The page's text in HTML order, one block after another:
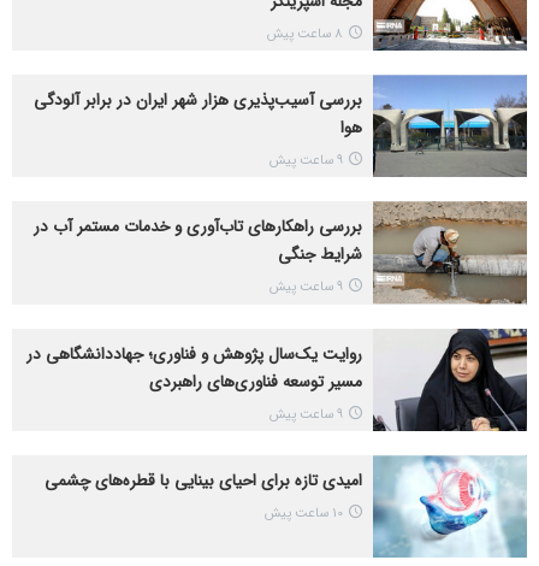
8 ساعت پیش
بررسی آسیب‌پذیری هزار شهر ایران در برابر آلودگی
هوا
9 ساعت پیش
بررسی راهکارهای تاب‌آوری و خدمات مستمر آب در
شرایط جنگی
9 ساعت پیش
روایت یک‌سال پژوهش و فناوری؛ جهاددانشگاهی در
مسیر توسعه فناوری‌های راهبردی
9 ساعت پیش
امیدی تازه برای احیای بینایی با قطره‌های چشمی
10 ساعت پیش